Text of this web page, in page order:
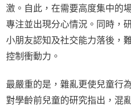
激。自此，在需要高度集中的
專注並出現分心情況。同時，
小朋友認知及社交能力落後，
控制衝動力。
最嚴重的是，雜亂更使兒童行
對學齡前兒童的研究指出，混